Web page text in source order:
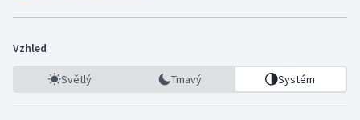
Vzhled
Světlý Tmavý Systém